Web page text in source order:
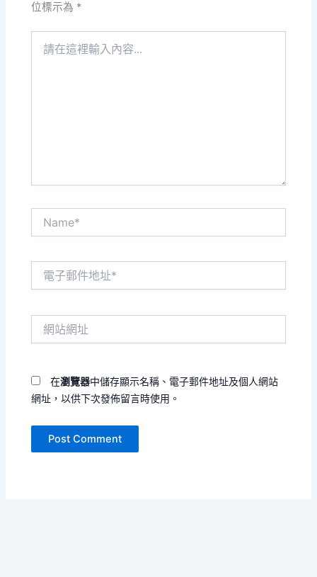
位標示為 *
在瀏覽器中儲存顯示名稱、電子郵件地址及個人網站
網址，以供下次發佈留言時使用。